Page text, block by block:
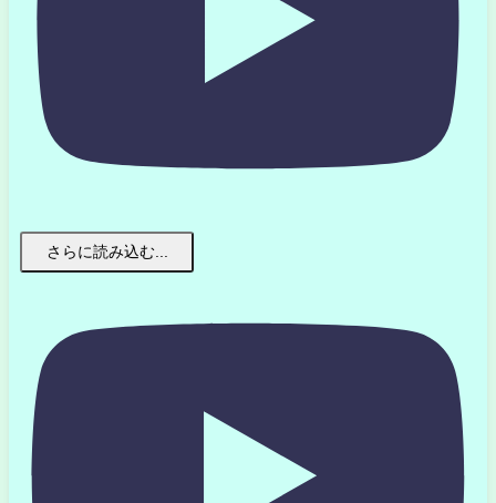
さらに読み込む...